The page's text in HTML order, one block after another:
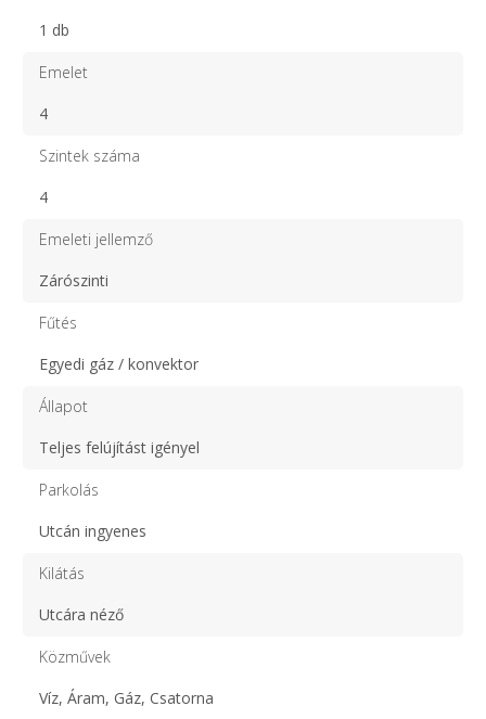
1 db
Emelet
4
Szintek száma
4
Emeleti jellemző
Zárószinti
Fűtés
Egyedi gáz / konvektor
Állapot
Teljes felújítást igényel
Parkolás
Utcán ingyenes
Kilátás
Utcára néző
Közművek
Víz, Áram, Gáz, Csatorna